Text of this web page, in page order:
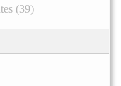
(39)